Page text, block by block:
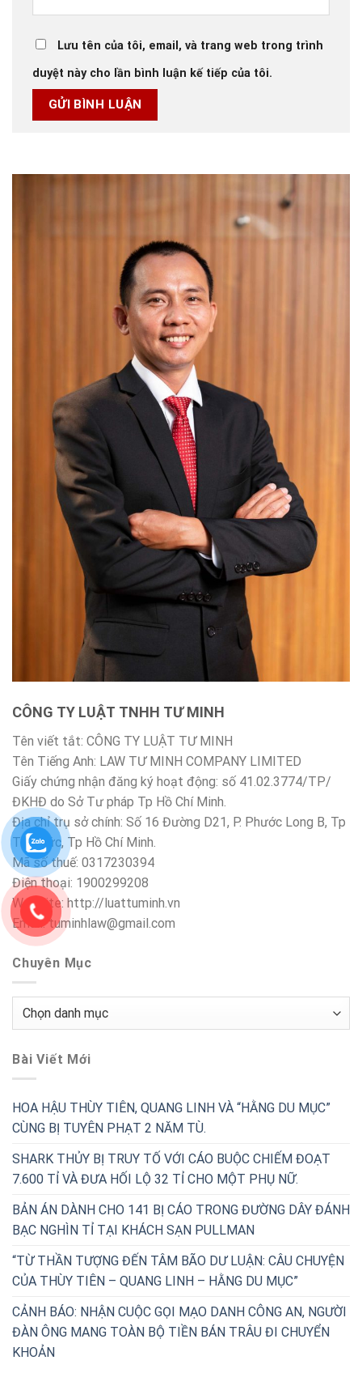
Lưu tên của tôi, email, và trang web trong trình
duyệt này cho lần bình luận kế tiếp của tôi.
CÔNG TY LUẬT TNHH TƯ MINH
Tên viết tắt: CÔNG TY LUẬT TƯ MINH
Tên Tiếng Anh: LAW TƯ MINH COMPANY LIMITED
Giấy chứng nhận đăng ký hoạt động: số 41.02.3774/TP/
ĐKHĐ do Sở Tư pháp Tp Hồ Chí Minh.
Địa chỉ trụ sở chính: Số 16 Đường D21, P. Phước Long B, Tp
Thủ Đức, Tp Hồ Chí Minh.
Mã số thuế: 0317230394
Điện thoại: 1900299208
Website: http://luattuminh.vn
Email: tuminhlaw@gmail.com
Chuyên Mục
Chuyên
Bài Viết Mới
HOA HẬU THÙY TIÊN, QUANG LINH VÀ “HẰNG DU MỤC”
CÙNG BỊ TUYÊN PHẠT 2 NĂM TÙ.
SHARK THỦY BỊ TRUY TỐ VỚI CÁO BUỘC CHIẾM ĐOẠT
7.600 TỈ VÀ ĐƯA HỐI LỘ 32 TỈ CHO MỘT PHỤ NỮ.
BẢN ÁN DÀNH CHO 141 BỊ CÁO TRONG ĐƯỜNG DÂY ĐÁNH
BẠC NGHÌN TỈ TẠI KHÁCH SẠN PULLMAN
“TỪ THẦN TƯỢNG ĐẾN TÂM BÃO DƯ LUẬN: CÂU CHUYỆN
CỦA THÙY TIÊN – QUANG LINH – HẰNG DU MỤC”
CẢNH BÁO: NHẬN CUỘC GỌI MẠO DANH CÔNG AN, NGƯỜI
ĐÀN ÔNG MANG TOÀN BỘ TIỀN BÁN TRÂU ĐI CHUYỂN
KHOẢN